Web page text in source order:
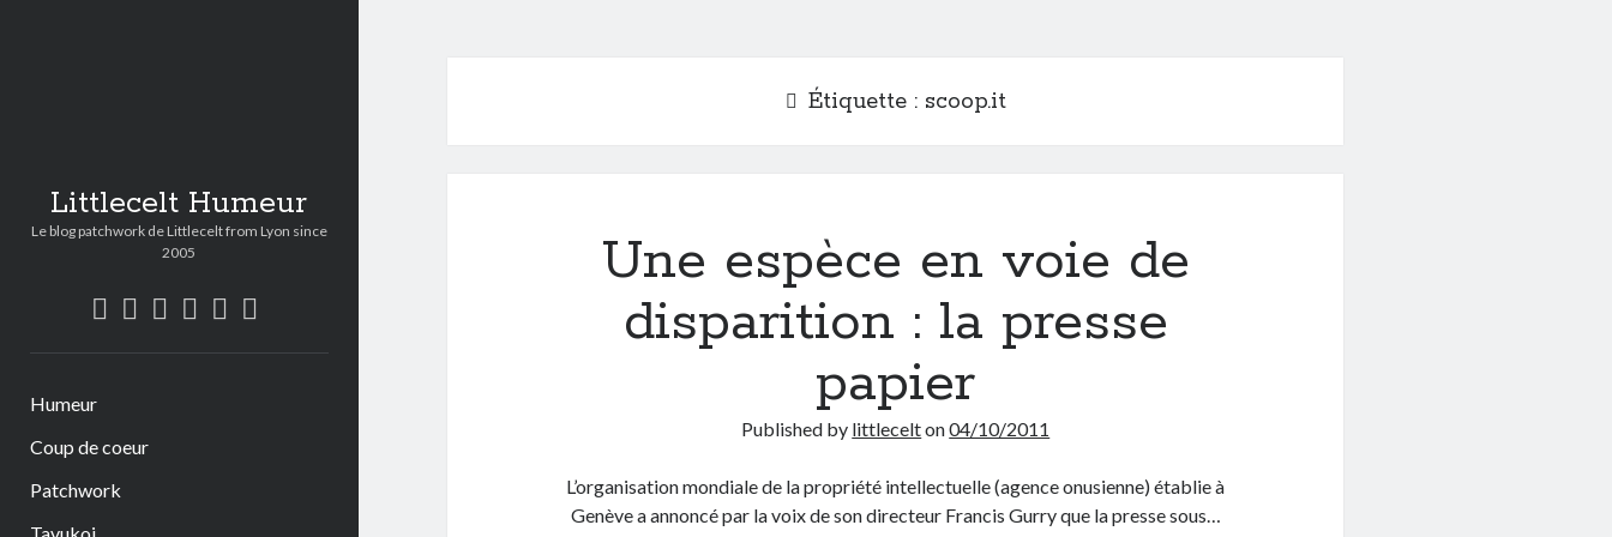
Littlecelt Humeur
Le blog patchwork de Littlecelt from Lyon since
2005
twitter
bluesky
facebook
instagram
youtube
Humeur
Coup de coeur
Patchwork
Étiquette : scoop.it
Une espèce en voie de
disparition : la presse
papier
Published by littlecelton04/10/2011
L’organisation mondiale de la propriété intellectuelle (agence onusienne) établie à
Genève a annoncé par la voix de son directeur Francis Gurry que la presse sous…